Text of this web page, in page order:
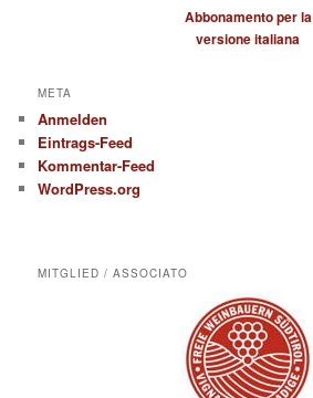
Abbonamento per la
versione italiana
META
Anmelden
Eintrags-Feed
Kommentar-Feed
WordPress.org
MITGLIED / ASSOCIATO